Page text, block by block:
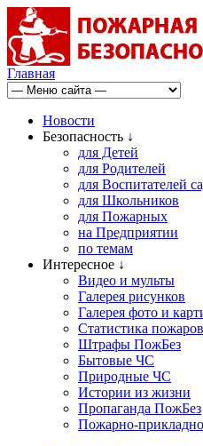
Главная
Новости
Безопасность ↓
для Детей
для Родителей
для Воспитателей
для Школьников
для Пожарных
на Предприятии
по темам
Интересное ↓
Видео и мульты
Галерея рисунков
Галерея фото и
Статистика пожаров
Штрафы ПожБез
Бытовые ЧС
Природные ЧС
Истории из жизни
Пропаганда ПожБез
Пожарно-